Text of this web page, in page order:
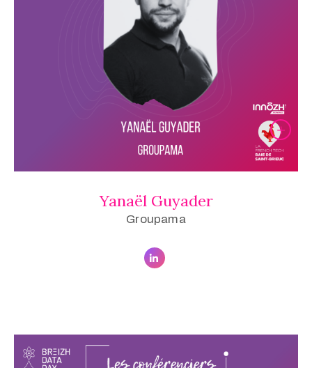
Yanaël Guyader
Groupama